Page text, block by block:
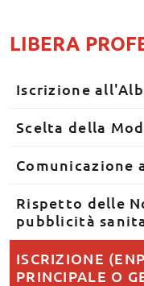
LIBERA
Iscrizione
Scelta della
Comunicazione
Rispetto delle
pubblicità
ISCRIZIONE
PRINCIPALE O